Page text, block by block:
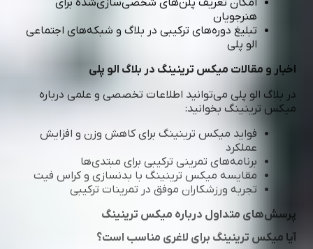
امکان تعریف پلن‌های شخصی‌سازی‌شده برای
هنرجویان
تبلیغ دوره‌های ترکیبی در بلاگ و شبکه‌های اجتماعی
الو پلی
اخبار و مقالات میکس ترینینگ در بلاگ الو پلی
در بلاگ الو پلی می‌توانید اطلاعات تخصصی و علمی درباره
میکس ترینینگ بخوانید:
فواید میکس ترینینگ برای کاهش وزن و افزایش
عملکرد
برنامه‌های تمرینی ترکیبی برای مبتدی‌ها
مقایسه میکس ترینینگ با بدنسازی و کراس فیت
تجربه ورزشکاران موفق در تمرینات ترکیبی
پرسش‌های متداول درباره میکس ترینینگ
آیا میکس ترینینگ برای لاغری مناسب است؟